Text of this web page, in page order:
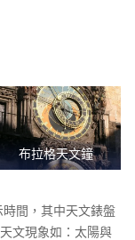
布拉格天文鐘
間，其中天文錶盤
文現象如：太陽與